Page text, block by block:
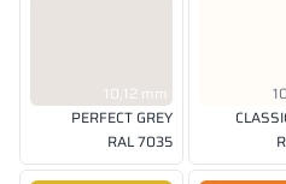
10,12 mm
PERFECT GREY
RAL 7035